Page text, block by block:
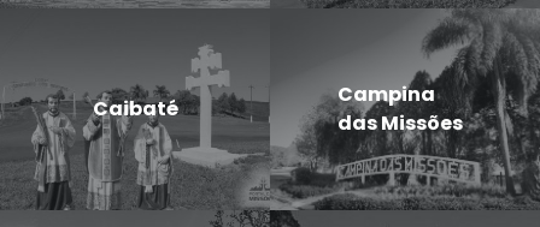
Caibaté
Campina
das Missões